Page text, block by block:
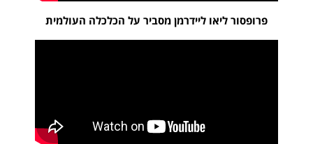
פרופסור ליאו ליידרמן מסביר על הכלכלה העולמית